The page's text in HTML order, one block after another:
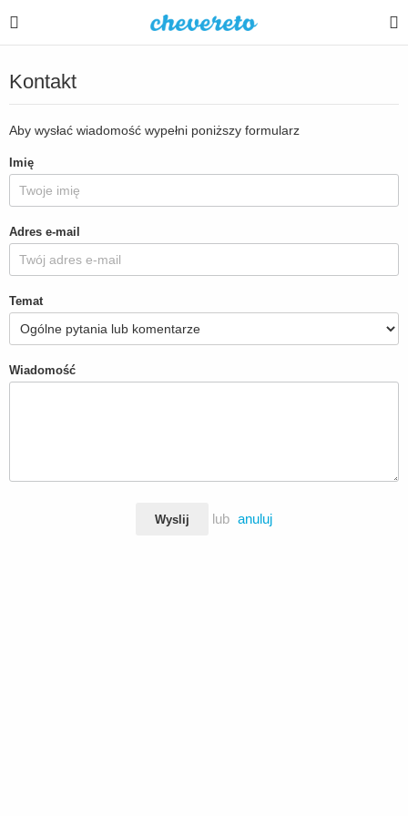
Kontakt
Aby wysłać wiadomość wypełni poniższy formularz
Imię
Adres e-mail
Temat
Wiadomość
Wyslij lub anuluj